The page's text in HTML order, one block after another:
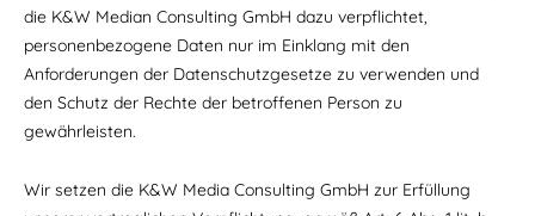
die K&W Median Consulting GmbH dazu verpflichtet,
personenbezogene Daten nur im Einklang mit den
Anforderungen der Datenschutzgesetze zu verwenden und
den Schutz der Rechte der betroffenen Person zu
gewährleisten.
Wir setzen die K&W Media Consulting GmbH zur Erfüllung